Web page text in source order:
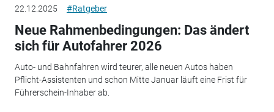
22.12.2025 #Ratgeber
Neue Rahmenbedingungen: Das ändert
sich für Autofahrer 2026
Auto- und Bahnfahren wird teurer, alle neuen Autos haben
Pflicht-Assistenten und schon Mitte Januar läuft eine Frist für
Führerschein-Inhaber ab.